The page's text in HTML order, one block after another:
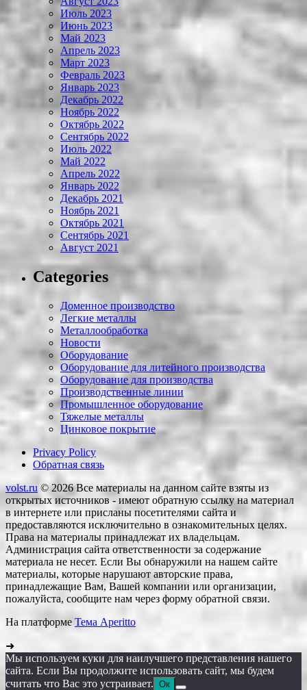
Июль 2023
Июнь 2023
Май 2023
Апрель 2023
Март 2023
Февраль 2023
Январь 2023
Декабрь 2022
Ноябрь 2022
Октябрь 2022
Сентябрь 2022
Июль 2022
Май 2022
Апрель 2022
Январь 2022
Декабрь 2021
Ноябрь 2021
Октябрь 2021
Сентябрь 2021
Август 2021
Categories
Доменное производство
Легкие металлы
Металлообработка
Новости
Оборудование
Оборудование для литейного производства
Оборудование для производства
Производственные линии
Промышленное оборудование
Тяжелые металлы
Цинковое покрытие
Privacy Policy
Обратная связь
volst.ru © 2026Все материалы на данном сайте взяты из
открытых источников - имеют обратную ссылку на материал
в интернете или присланы посетителями сайта и
предоставляются исключительно в ознакомительных целях.
Права на материалы принадлежат их владельцам.
Администрация сайта ответственности за содержание
материала не несет. Если Вы обнаружили на нашем сайте
материалы, которые нарушают авторские права,
принадлежащие Вам, Вашей компании или организации,
пожалуйста, сообщите нам через форму обратной связи.
На платформе Тема Aperitto
➜
Мы используем куки для наилучшего представления нашего
сайта. Если Вы продолжите использовать сайт, мы будем
считать что Вас это устраивает. Ок